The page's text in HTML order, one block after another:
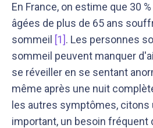
En France, on estime que 30
âgées de plus de 65 ans
sommeil [1]. Les personnes
sommeil peuvent manquer
se réveiller en se sentant
même après une nuit
les autres symptômes,
important, un besoin fréquent